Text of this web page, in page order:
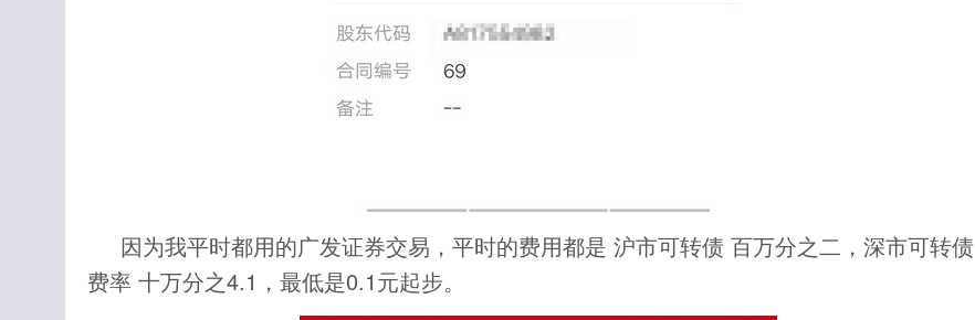
因为我平时都用的广发证券交易，平时的费用都是 沪市可转债 百万分之二，深市可转债
费率 十万分之4.1，最低是0.1元起步。